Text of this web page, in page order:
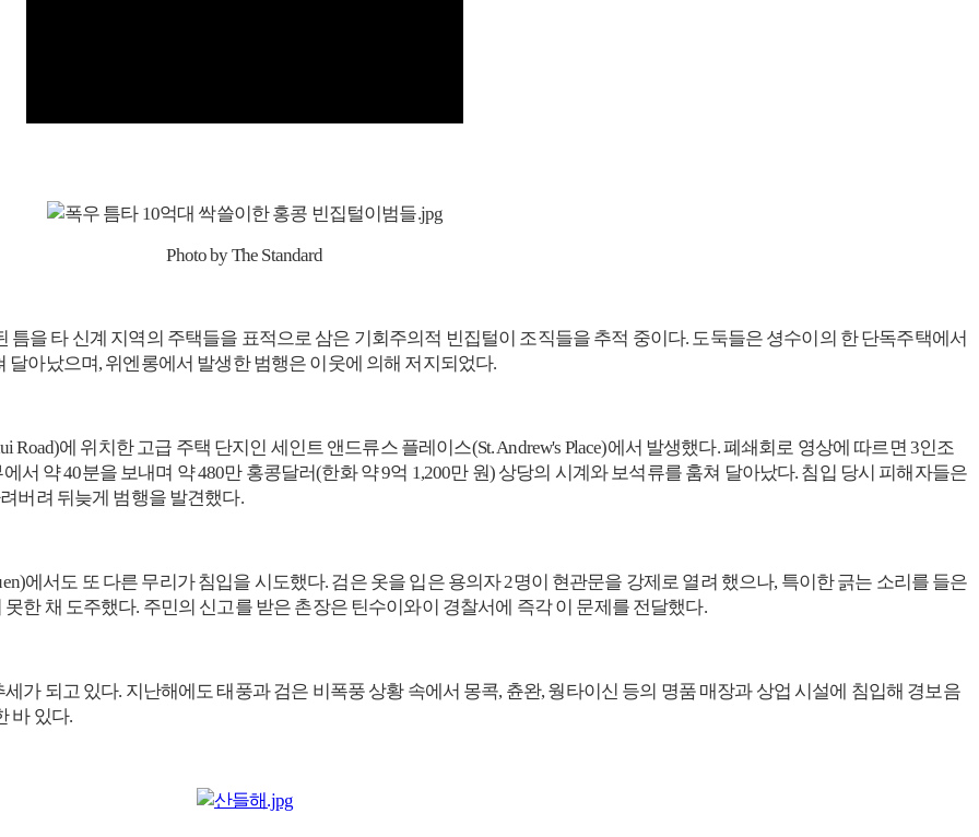
Photo by The Standard
틈을 타 신계 지역의 주택들을 표적으로 삼은 기회주의적 빈집털이 조직들을 추적 중이다. 도둑들은 셩수이의 한 단독주택에서
달아났으며, 위엔롱에서 발생한 범행은 이웃에 의해 저지되었다.
Road)에 위치한 고급 주택 단지인 세인트 앤드류스 플레이스(St. Andrew's Place)에서 발생했다. 폐쇄회로 영상에 따르면 3인조
서 약 40분을 보내며 약 480만 홍콩달러(한화 약 9억 1,200만 원) 상당의 시계와 보석류를 훔쳐 달아났다. 침입 당시 피해자들은
버려 뒤늦게 범행을 발견했다.
에서도 또 다른 무리가 침입을 시도했다. 검은 옷을 입은 용의자 2명이 현관문을 강제로 열려 했으나, 특이한 긁는 소리를 들은
한 채 도주했다. 주민의 신고를 받은 촌장은 틴수이와이 경찰서에 즉각 이 문제를 전달했다.
가 되고 있다. 지난해에도 태풍과 검은 비폭풍 상황 속에서 몽콕, 츈완, 웡타이신 등의 명품 매장과 상업 시설에 침입해 경보음
바 있다.